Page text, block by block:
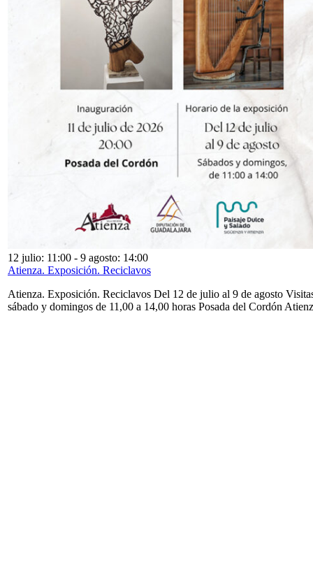
12 julio: 11:00 - 9 agosto: 14:00
Atienza. Exposición. Reciclavos
Atienza. Exposición. Reciclavos Del 12 de julio al 9 de agosto
sábado y domingos de 11,00 a 14,00 horas Posada del Cordón